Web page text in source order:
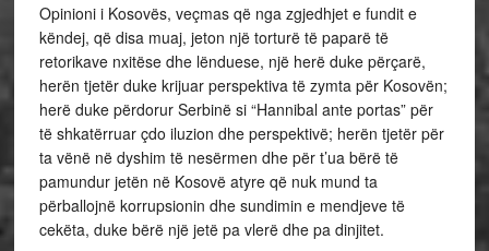
Opinioni i Kosovës, veçmas që nga zgjedhjet e fundit e
këndej, që disa muaj, jeton një torturë të paparë të
retorikave nxitëse dhe lënduese, një herë duke përçarë,
herën tjetër duke krijuar perspektiva të zymta për Kosovën;
herë duke përdorur Serbinë si “Hannibal ante portas” për
të shkatërruar çdo iluzion dhe perspektivë; herën tjetër për
ta vënë në dyshim të nesërmen dhe për t’ua bërë të
pamundur jetën në Kosovë atyre që nuk mund ta
përballojnë korrupsionin dhe sundimin e mendjeve të
cekëta, duke bërë një jetë pa vlerë dhe pa dinjitet.